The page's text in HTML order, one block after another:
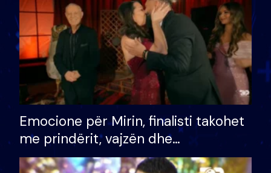
Emocione për Mirin, finalisti takohet
me prindërit, vajzën dhe
bashkëshorten: S’kemi ndonjë letër